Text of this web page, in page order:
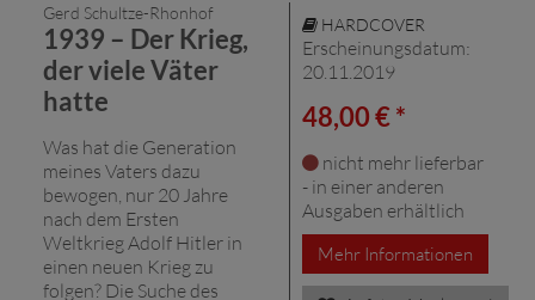
Gerd Schultze-Rhonhof
1939 – Der Krieg,
der viele Väter
hatte
Was hat die Generation
meines Vaters dazu
bewogen, nur 20 Jahre
nach dem Ersten
Weltkrieg Adolf Hitler in
einen neuen Krieg zu
folgen? Die ­Suche des
HARDCOVER
Erscheinungsdatum:
20.11.2019
48,00 € *
nicht mehr lieferbar
- in einer anderen
Ausgaben erhältlich
Mehr Informationen